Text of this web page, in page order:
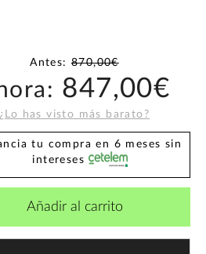
Antes: 870,00€
847,00€
¿Lo has visto más barato?
tu compra en 6 meses sin
intereses
Añadir al carrito